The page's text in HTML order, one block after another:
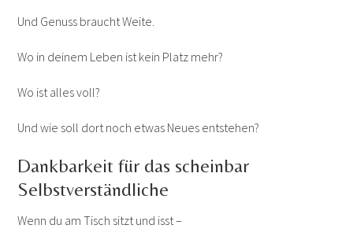
Und Genuss braucht Weite.
Wo in deinem Leben ist kein Platz mehr?
Wo ist alles voll?
Und wie soll dort noch etwas Neues entstehen?
Dankbarkeit für das scheinbar
Selbstverständliche
Wenn du am Tisch sitzt und isst –